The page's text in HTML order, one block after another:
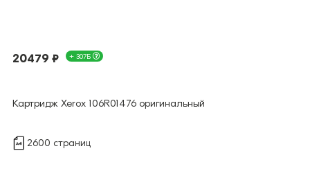
20479 ₽ + 307Б
Картридж Xerox 106R01476 оригинальный
2600 страниц